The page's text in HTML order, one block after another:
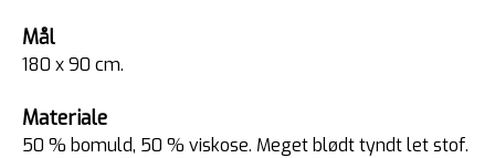
Mål
180 x 90 cm.
Materiale
50 % bomuld, 50 % viskose. Meget blødt tyndt let stof.